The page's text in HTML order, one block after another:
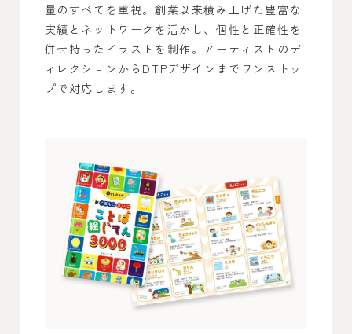
量のすべてを重視。創業以来積み上げた豊富な
実績とネットワークを活かし、個性と正確性を
併せ持ったイラストを制作。アーティストのデ
ィレクションからDTPデザインまでワンストッ
プで対応します。